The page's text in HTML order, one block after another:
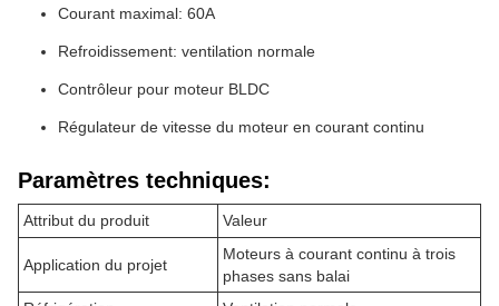
Courant maximal: 60A
Refroidissement: ventilation normale
Contrôleur pour moteur BLDC
Régulateur de vitesse du moteur en courant continu
Paramètres techniques:
Attribut du produit Valeur
Application du projet
Moteurs à courant continu à trois
phases sans balai